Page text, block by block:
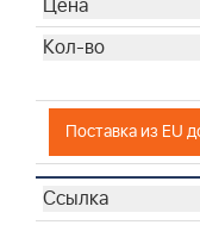
Поставка из EU